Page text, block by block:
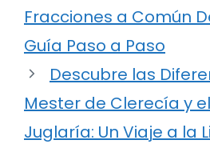
Fracciones a Común
Guía Paso a Paso
Descubre las
Mester de Clerecía y
Juglaría: Un Viaje a la